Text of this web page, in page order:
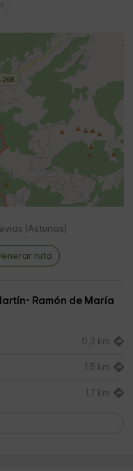
(Asturias)
ruta
Ramón de María
0,3 km
1,5 km
1,7 km